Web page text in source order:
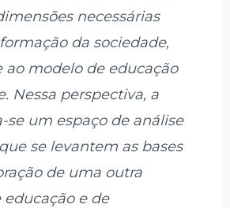
necessárias
da sociedade,
ao modelo de educação
Nessa perspectiva, a
se um espaço de análise
se levantem as bases
de uma outra
educação e de